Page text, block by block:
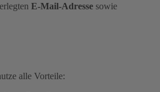
E-Mail-Adresse sowie
alle Vorteile: